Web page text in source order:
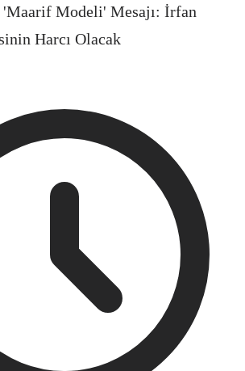
'Maarif Modeli' Mesajı: İrfan
Harcı Olacak